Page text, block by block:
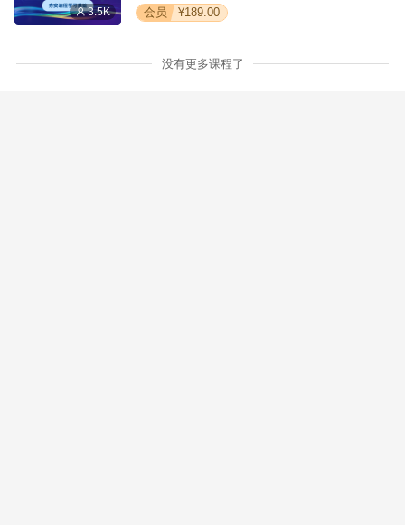
3.5K 会员 ¥189.00
没有更多课程了